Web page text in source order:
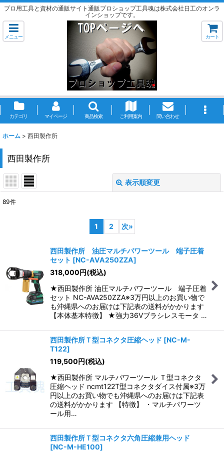
プロ用工具と資材の通販サイト通販プロショップ工具魂は株式会社日工のオンラ
インショップです。
メニュー カート
カテゴリ マイページ 商品検索 ご利用案内 問い合わせ
ホーム > 西田製作所
西田製作所
表示順変更
並び順
絞り込む
89件
1 2 次»
西田製作所 油圧マルチパワーツール 端子圧着
セット [NC-AVA250ZZA]
318,000円(税込)
★西田製作所 油圧マルチパワーツール 端子圧着
セット NC-AVA250ZZA※3万円以上のお買い物で
も沖縄県へのお届けは下記表の送料がかかります
【本体基本特徴】 ★強力36Vブラシレスモータ …
西田製作所Ｔ型コネクタ圧縮ヘッド [NC-M-
T122]
119,500円(税込)
★西田製作所 マルチパワーツール Ｔ型コネクタ
圧縮ヘッド ncmt122T型コネクタダイス付属※3万
円以上のお買い物でも沖縄県へのお届けは下記表
の送料がかかります 【特徴】 ・マルチパワーツ
ール用…
西田製作所Ｔ型コネクタ六角圧縮兼用ヘッド
[NC-M-HE100]